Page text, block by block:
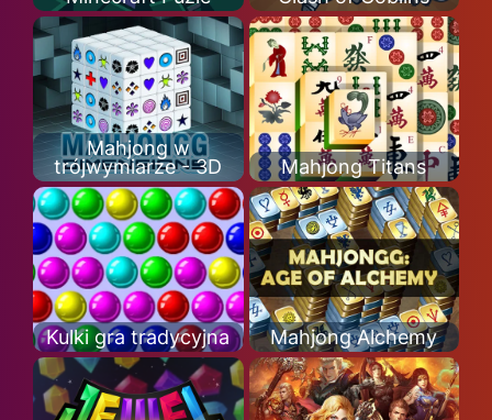
Mahjong w
trójwymiarze - 3D
Mahjong Titans
Kulki gra tradycyjna Mahjong Alchemy